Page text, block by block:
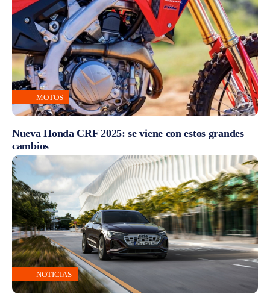
MOTOS
Nueva Honda CRF 2025: se viene con estos grandes
cambios
NOTICIAS